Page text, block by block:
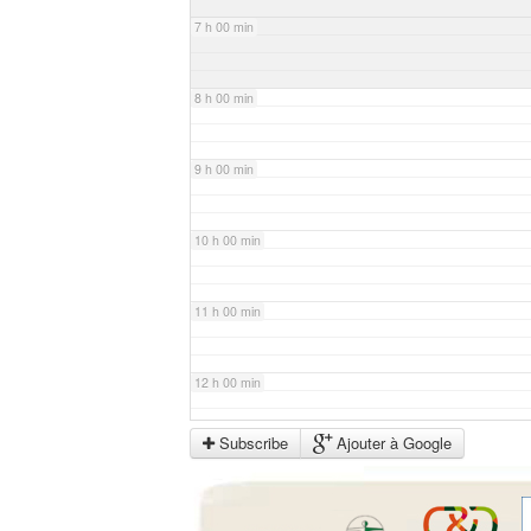
7 h 00 min
8 h 00 min
9 h 00 min
10 h 00 min
11 h 00 min
12 h 00 min
13 h 00 min
Subscribe Ajouter à Google